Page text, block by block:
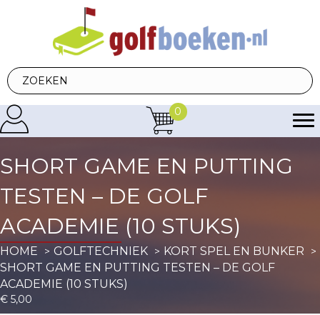
0
SHORT GAME EN PUTTING
TESTEN – DE GOLF
ACADEMIE (10 STUKS)
HOME GOLFTECHNIEK
KORT SPEL EN BUNKER
SHORT GAME EN PUTTING TESTEN – DE GOLF
ACADEMIE (10 STUKS)
€ 5,00